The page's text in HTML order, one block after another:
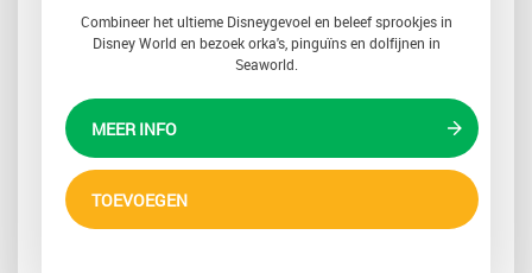
Combineer het ultieme Disneygevoel en beleef sprookjes in
Disney World en bezoek orka's, pinguïns en dolfijnen in
Seaworld.
MEER INFO
TOEVOEGEN